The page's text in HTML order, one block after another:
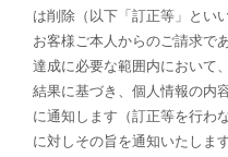
は削除（以下「訂正等」とい
お客様ご本人からのご請求で
達成に必要な範囲内において
結果に基づき、個人情報の内
に通知します（訂正等を行わ
に対しその旨を通知いたしま